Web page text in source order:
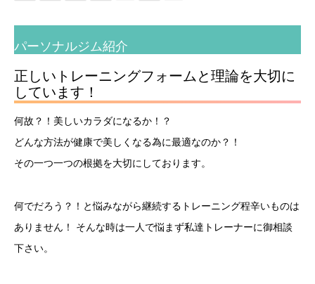
パーソナルジム紹介
正しいトレーニングフォームと理論を大切に
しています！
何故？！美しいカラダになるか！？
どんな方法が健康で美しくなる為に最適なのか？！
その一つ一つの根拠を大切にしております。
何でだろう？！と悩みながら継続するトレーニング程辛いものは
ありません！ そんな時は一人で悩まず私達トレーナーに御相談
下さい。